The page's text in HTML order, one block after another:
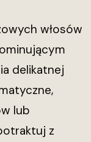
włosów
delikatnej
lub
z